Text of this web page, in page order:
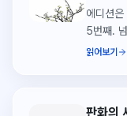
에디션
5번째.
미치는
읽어보기
판화의